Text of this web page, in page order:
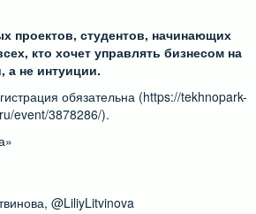
проектов, студентов, начинающих
кто хочет управлять бизнесом на
а не интуиции.
обязательна (https://tekhnopark-
event/3878286/).
@LiliyLitvinova